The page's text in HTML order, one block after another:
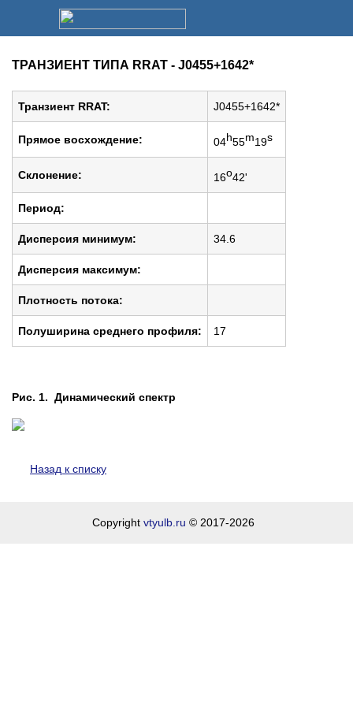
ТРАНЗИЕНТ ТИПА RRAT - J0455+1642*
Транзиент RRAT: J0455+1642*
Прямое восхождение: 04h55m19s
Cклонение: 16o42'
Период:
Дисперсия минимум: 34.6
Дисперсия максимум:
Плотность потока:
Полуширина среднего профиля: 17
Рис. 1. Динамический спектр
Назад к списку
Copyright vtyulb.ru © 2017-2026